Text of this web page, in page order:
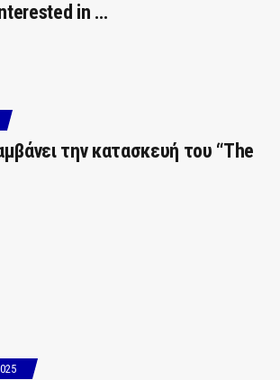
in …
την κατασκευή του “The